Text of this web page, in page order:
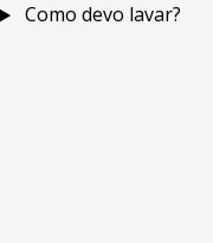
Como devo lavar?